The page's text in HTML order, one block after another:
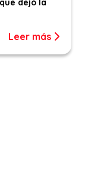
dejó la
Leer más